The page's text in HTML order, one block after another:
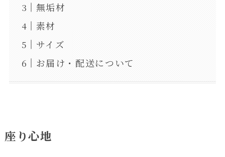
無垢材
素材
サイズ
お届け・配送について
座り心地